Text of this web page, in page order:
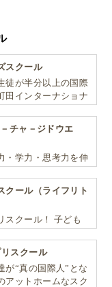
するところで
ます。
メンタリティを
ったことはよく
ュラル志向の妊
タニティヨガを
スクール
徒が半分以上の国際
田インターナショナ
チャ－ジドウエ
・学力・思考力を伸
クール（ライフリト
スクール！ 子ども
を育みます
スクール
が“真の国際人”とな
アットホームなスク